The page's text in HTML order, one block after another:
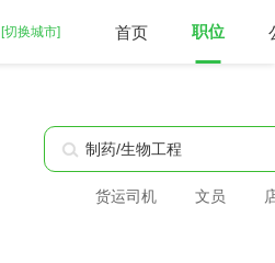
[切换城市] 首页 职位
货运司机 文员